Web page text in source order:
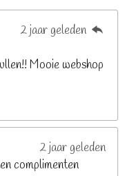
2 jaar geleden
Mooie webshop
2 jaar geleden
complimenten